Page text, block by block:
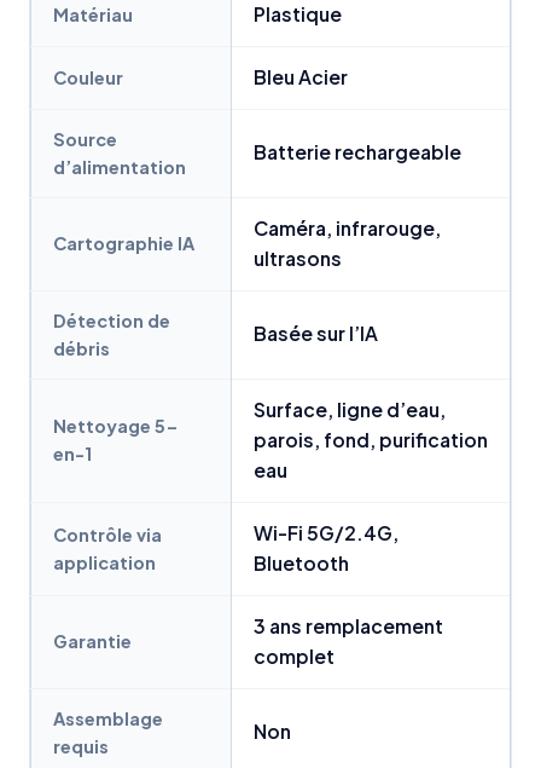
Matériau Plastique
Couleur Bleu Acier
Source
d’alimentation
Batterie rechargeable
Cartographie IA
Caméra, infrarouge,
ultrasons
Détection de
débris
Basée sur l’IA
Nettoyage 5-
en-1
Surface, ligne d’eau,
parois, fond, purification
eau
Contrôle via
application
Wi-Fi 5G/2.4G,
Bluetooth
Garantie
3 ans remplacement
complet
Assemblage
requis
Non